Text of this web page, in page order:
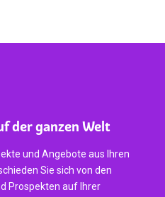
der ganzen Welt
und Angebote aus Ihren
Sie sich von den
Prospekten auf Ihrer